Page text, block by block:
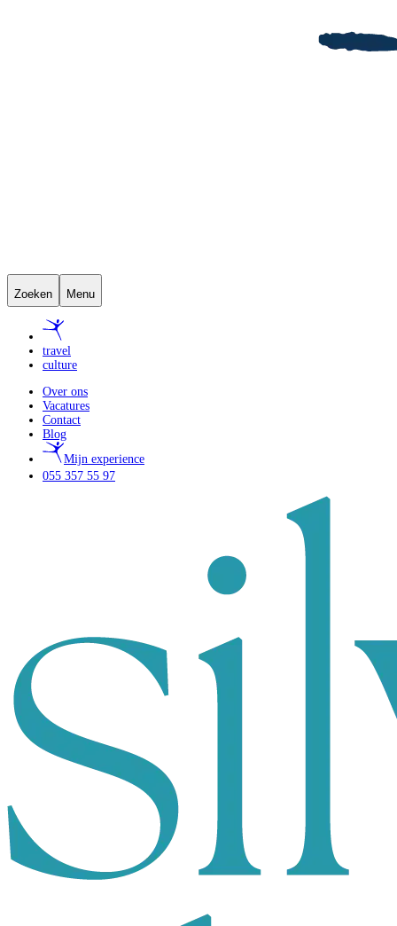
Zoeken Menu
travel
culture
Over ons
Vacatures
Contact
Blog
Mijn experience
055 357 55 97